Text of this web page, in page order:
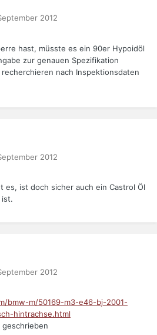
2012
hast, müsste es ein 90er Hypoidöl
zur genauen Spezifikation
nach Inspektionsdaten
2012
es, ist doch sicher auch ein Castrol Öl
2012
bmw-m/50169-m3-e46-bj-2001-
hintrachse.html
geschrieben